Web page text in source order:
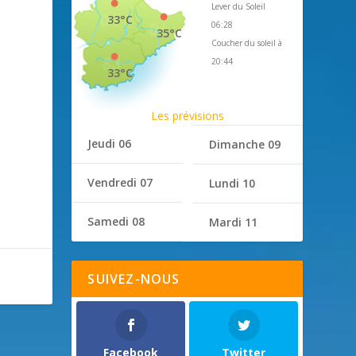
35°C
33°C
33°C
Lever du Soleil
06:28
Coucher du soleil à
20:44
Les prévisions
Jeudi 06
Vendredi 07
Samedi 08
Dimanche 09
Lundi 10
Mardi 11
SUIVEZ-NOUS
Facebook Twitter